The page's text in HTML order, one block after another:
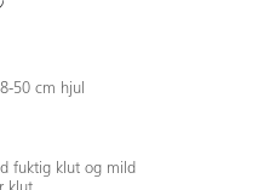
50 cm hjul
fuktig klut og mild